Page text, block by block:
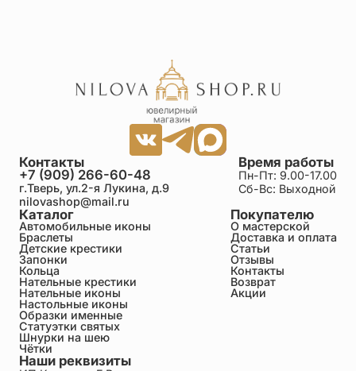
Каталог
Автомобильные иконы
Браслеты
Детские крестики
Запонки
Кольца
Нательные крестики
Нательные иконы
Настольные иконы
Образки именные
Статуэтки святых
Шнурки на шею
Чётки
Покупателю
О мастерской
Доставка и оплата
Статьи
Отзывы
Контакты
Возврат
Акции
Время работы
Пн-Пт: 9.00-17.00
Сб-Вс: Выходной
Контакты
+7 (909) 266-60-48
г.Тверь, ул.2-я Лукина, д.9
nilovashop@mail.ru
Наши реквизиты